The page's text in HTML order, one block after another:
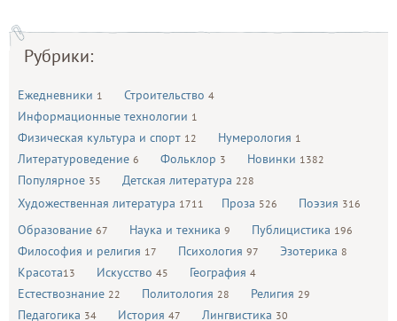
Рубрики:
Ежедневники 1 Строительство 4
Информационные технологии 1
Физическая культура и спорт 12 Нумерология 1
Литературоведение 6 Фольклор 3 Новинки 1382
Популярное 35 Детская литература 228
Художественная литература 1711 Проза 526 Поэзия 316
Образование 67 Наука и техника 9 Публицистика 196
Философия и религия 17 Психология 97 Эзотерика 8
Красота13 Искусство 45 География 4
Естествознание 22 Политология 28 Религия 29
Педагогика 34 История 47 Лингвистика 30